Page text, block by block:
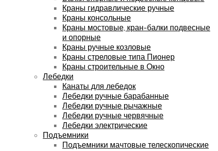
Краны гидравлические ручные
Краны консольные
Краны мостовые, кран-балки подвесные
и опорные
Краны ручные козловые
Краны стреловые типа Пионер
Краны строительные в Окно
Лебедки
Канаты для лебедок
Лебедки ручные барабанные
Лебедки ручные рычажные
Лебедки ручные червячные
Лебедки электрические
Подъемники
Подъемники мачтовые телескопические